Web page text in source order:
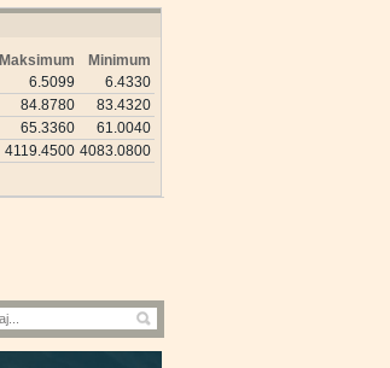
Maksimum
Minimum
6.5099
6.4330
84.8780
83.4320
65.3360
61.0040
4119.4500 4083.0800